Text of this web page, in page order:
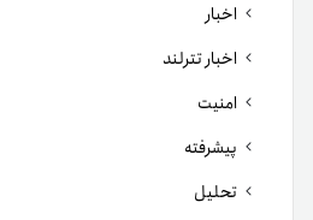
اخبار
اخبار تترلند
امنیت
پیشرفته
تحلیل